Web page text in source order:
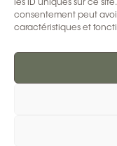
les ID uniques sur ce
consentement peut
caractéristiques et
Tout droit